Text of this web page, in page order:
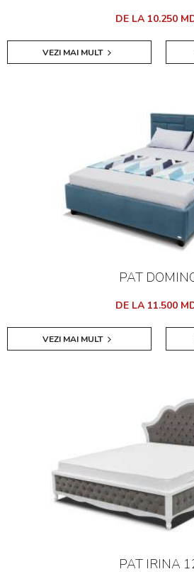
DE LA 10.250
VEZI MAI MULT
PAT
DE LA 11.500
VEZI MAI MULT
PAT IRINA